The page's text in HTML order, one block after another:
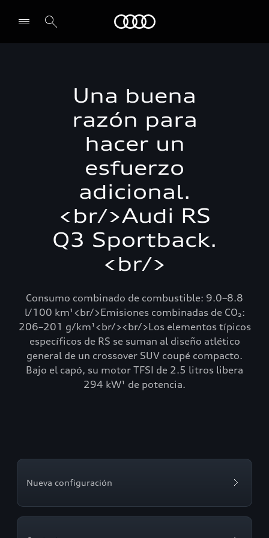
Una buena
razón para
hacer un
esfuerzo
adicional.
<br/>Audi RS
Q3 Sportback.
<br/>
Consumo combinado de combustible: 9.0–8.8
l/100 km¹<br/>Emisiones combinadas de CO₂:
206–201 g/km¹<br/><br/>Los elementos típicos
específicos de RS se suman al diseño atlético
general de un crossover SUV coupé compacto.
Bajo el capó, su motor TFSI de 2.5 litros libera
294 kW¹ de potencia.
Nueva configuración